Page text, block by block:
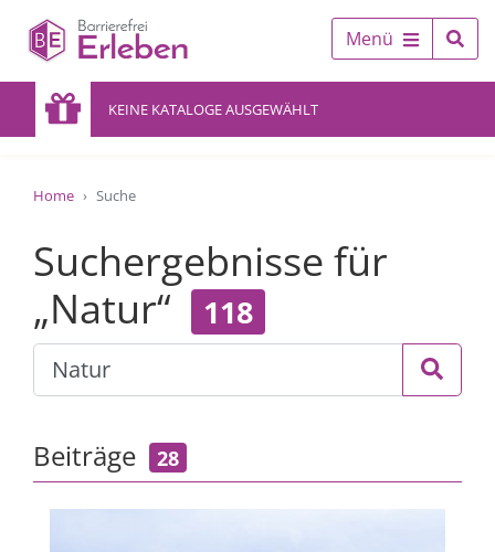
Menü
KEINE KATALOGE AUSGEWÄHLT
Home Suche
Suchergebnisse für
„Natur“
118
Beiträge 28